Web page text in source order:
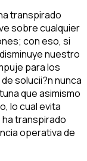
transpirado
sobre cualquier
con eso, si
nuestro
para los
solucii?n nunca
que asimismo
lo cual evita
transpirado
operativa de